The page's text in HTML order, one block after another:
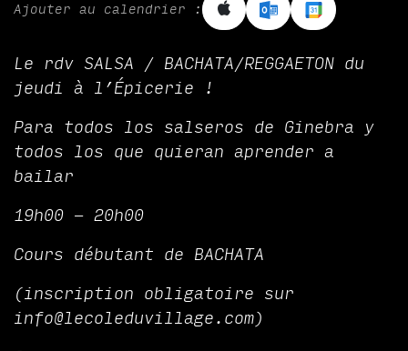
Ajouter au calendrier :
Le rdv SALSA / BACHATA/REGGAETON du
jeudi à l’Épicerie !
Para todos los salseros de Ginebra y
todos los que quieran aprender a
bailar
19h00 - 20h00
Cours débutant de BACHATA
(inscription obligatoire sur
info@lecoleduvillage.com)